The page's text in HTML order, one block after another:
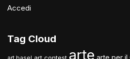
Accedi
Tag Cloud
art contest arte